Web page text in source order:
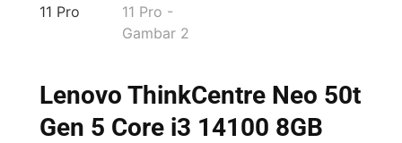
Lenovo ThinkCentre Neo 50t
Gen 5 Core i3 14100 8GB